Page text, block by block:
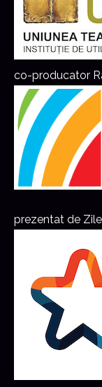
co-producator
prezentat de